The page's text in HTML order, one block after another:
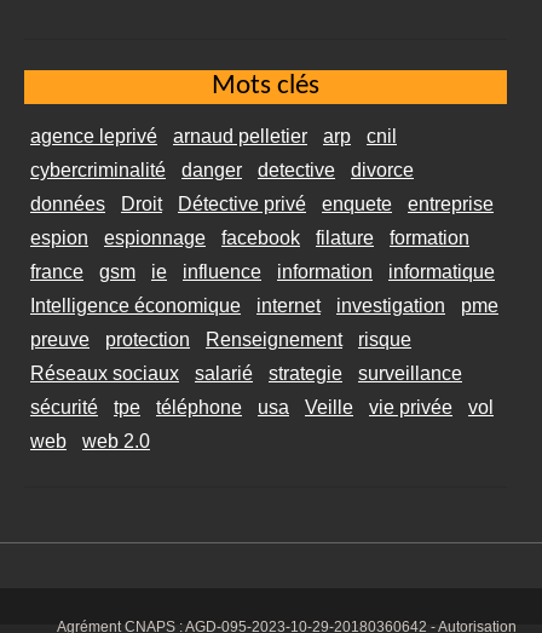
Mots clés
agence leprivé arnaud pelletier arp
cnil
cybercriminalité
danger detective
divorce
données
Droit Détective privé enquete
entreprise
espion
espionnage facebook filature
formation
france
gsm ie influence information
informatique
Intelligence économique
internet investigation
pme
preuve
protection Renseignement
risque
Réseaux sociaux
salarié strategie
surveillance
sécurité
tpe téléphone usa Veille vie privée
vol
web
web 2.0
Agrément CNAPS :AGD-095-2023-10-29-20180360642 - Autorisation